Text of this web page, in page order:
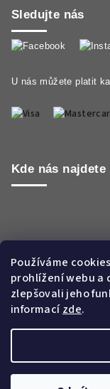
Používáme
prohlížení webu a
zlepšovali jeho
informacízde.
Sledujte nás
U nás můžete platit
Kde nás najdete